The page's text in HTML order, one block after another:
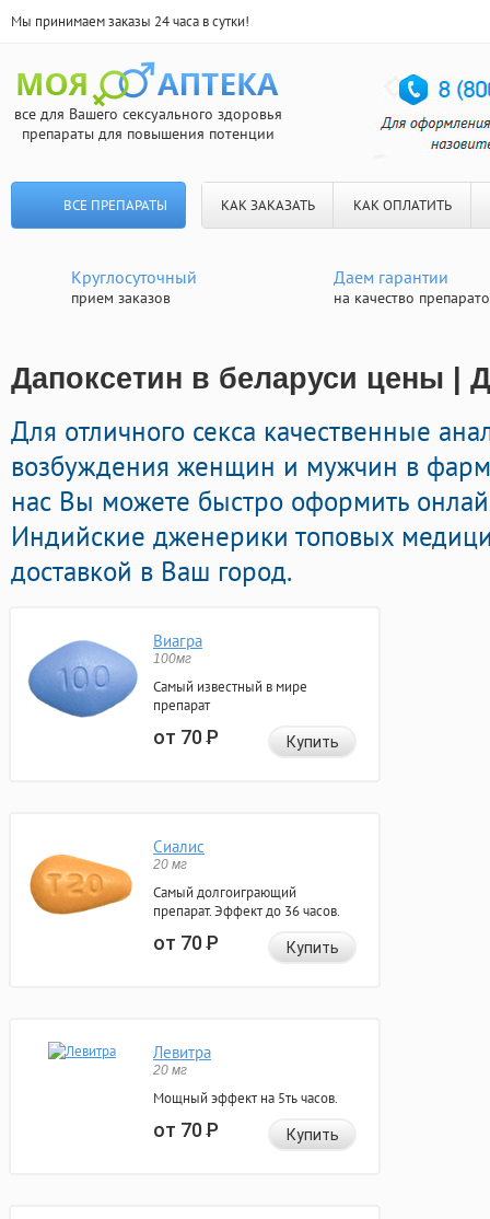
Мы принимаем заказы 24 часа в сутки!
все для Вашего сексуального здоровья
препараты для повышения потенции
ВСЕ ПРЕПАРАТЫ КАК ЗАКАЗАТЬ КАК ОПЛАТИТЬ
Круглосуточный
прием заказов
Даем гарантии
на качество
Дапоксетин в беларуси цены |
Для отличного секса качественные
возбуждения женщин и мужчин в
нас Вы можете быстро оформить
Индийские дженерики топовых
доставкой в Ваш город.
Виагра
100мг
Самый известный в мире
препарат
от 70Р Купить
Сиалис
20 мг
Самый долгоиграющий
препарат. Эффект до 36 часов.
от 70Р Купить
Левитра
20 мг
Мощный эффект на 5ть часов.
от 70Р Купить